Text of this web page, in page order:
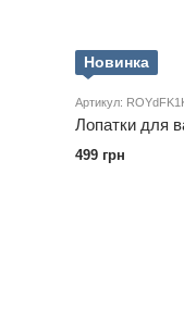
Новинка
Артикул:
Лопатки для
499 грн